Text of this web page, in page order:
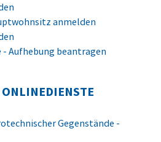
anmelden
Aufhebung beantragen
Gegenstände -